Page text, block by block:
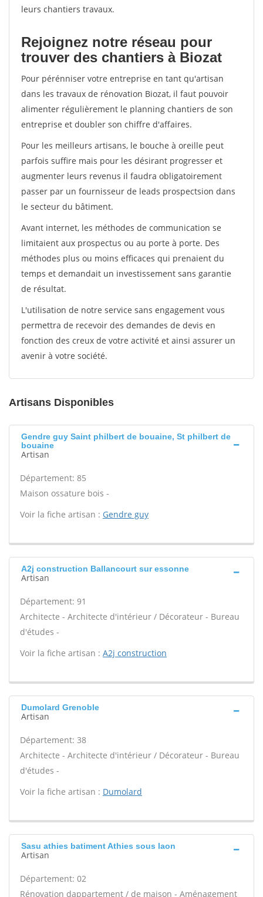
leurs chantiers travaux.
Rejoignez notre réseau pour
trouver des chantiers à Biozat
Pour pérénniser votre entreprise en tant qu'artisan
dans les travaux de rénovation Biozat, il faut pouvoir
alimenter régulièrement le planning chantiers de son
entreprise et doubler son chiffre d'affaires.
Pour les meilleurs artisans, le bouche à oreille peut
parfois suffire mais pour les désirant progresser et
augmenter leurs revenus il faudra obligatoirement
passer par un fournisseur de leads prospectsion dans
le secteur du bâtiment.
Avant internet, les méthodes de communication se
limitaient aux prospectus ou au porte à porte. Des
méthodes plus ou moins efficaces qui prenaient du
temps et demandait un investissement sans garantie
de résultat.
L'utilisation de notre service sans engagement vous
permettra de recevoir des demandes de devis en
fonction des creux de votre activité et ainsi assurer un
avenir à votre société.
Artisans Disponibles
Gendre guy Saint philbert de bouaine, St philbert de
bouaine
Artisan
Département: 85
Maison ossature bois -
Voir la fiche artisan : Gendre guy
A2j construction Ballancourt sur essonne
Artisan
Département: 91
Architecte - Architecte d'intérieur / Décorateur - Bureau
d'études -
Voir la fiche artisan : A2j construction
Dumolard Grenoble
Artisan
Département: 38
Architecte - Architecte d'intérieur / Décorateur - Bureau
d'études -
Voir la fiche artisan : Dumolard
Sasu athies batiment Athies sous laon
Artisan
Département: 02
Rénovation dappartement / de maison - Aménagement